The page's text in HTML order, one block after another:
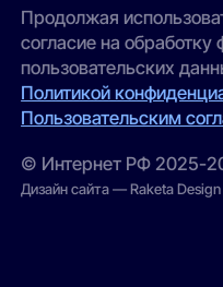
Продолжая
согласие на обработку
пользовательских
Политикой
Пользовательским
© Интернет РФ 2025-
Дизайн сайта — Raketa Design